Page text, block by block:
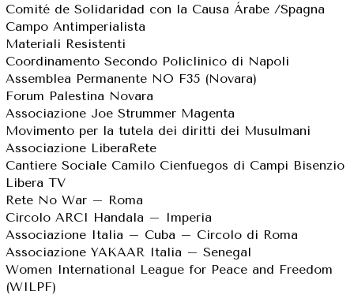
Comité de Solidaridad con la Causa Árabe /Spagna
Campo Antimperialista
Materiali Resistenti
Coordinamento Secondo Policlinico di Napoli
Assemblea Permanente NO F35 (Novara)
Forum Palestina Novara
Associazione Joe Strummer Magenta
Movimento per la tutela dei diritti dei Musulmani
Associazione LiberaRete
Cantiere Sociale Camilo Cienfuegos di Campi Bisenzio
Libera TV
Rete No War – Roma
Circolo ARCI Handala – Imperia
Associazione Italia – Cuba – Circolo di Roma
Associazione YAKAAR Italia – Senegal
Women International League for Peace and Freedom
(WILPF)